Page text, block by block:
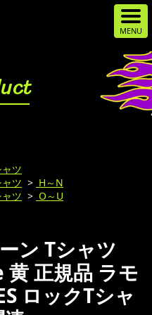
ツ
ツ > H～N
ツ > O～U
ン Tシャツ
正規品 ラモ
ロックTシャ